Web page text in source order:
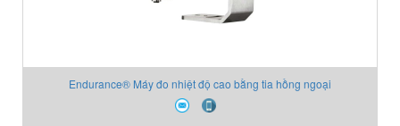
Endurance® Máy đo nhiệt độ cao bằng tia hồng ngoại